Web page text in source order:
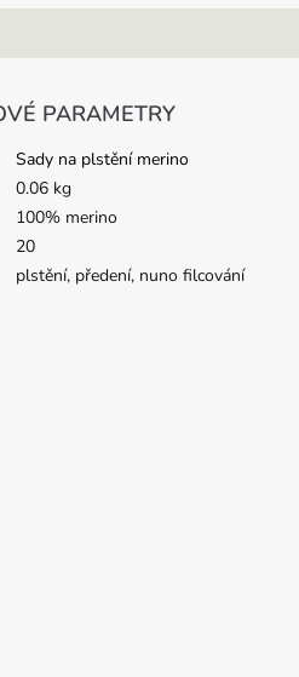
PARAMETRY
Sady na plstění merino
0.06 kg
100% merino
20
plstění, předení, nuno filcování